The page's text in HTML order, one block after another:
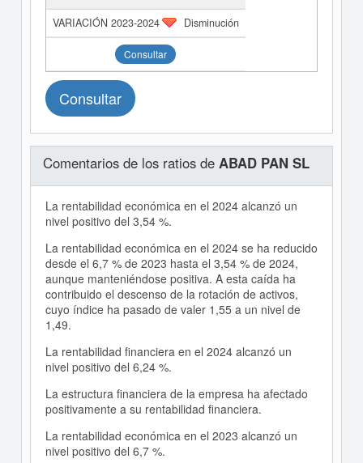
Disminución
Consultar
Consultar
Comentarios de los ratios de ABAD PAN SL
La rentabilidad económica en el 2024 alcanzó un
nivel positivo del 3,54 %.
La rentabilidad económica en el 2024 se ha reducido
desde el 6,7 % de 2023 hasta el 3,54 % de 2024,
aunque manteniéndose positiva. A esta caída ha
contribuido el descenso de la rotación de activos,
cuyo índice ha pasado de valer 1,55 a un nivel de
1,49.
La rentabilidad financiera en el 2024 alcanzó un
nivel positivo del 6,24 %.
La estructura financiera de la empresa ha afectado
positivamente a su rentabilidad financiera.
La rentabilidad económica en el 2023 alcanzó un
nivel positivo del 6,7 %.